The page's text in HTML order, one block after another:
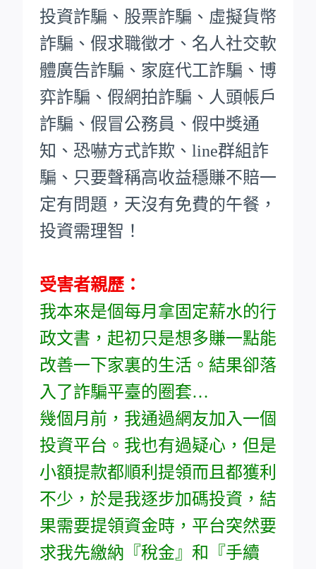
投資詐騙、股票詐騙、虛擬貨幣
詐騙、假求職徵才、名人社交軟
體廣告詐騙、家庭代工詐騙、博
弈詐騙、假網拍詐騙、人頭帳戶
詐騙、假冒公務員、假中獎通
知、恐嚇方式詐欺、line群組詐
騙、只要聲稱高收益穩賺不賠一
定有問題，天沒有免費的午餐，
投資需理智！
受害者親歷：
我本來是個每月拿固定薪水的行
政文書，起初只是想多賺一點能
改善一下家裏的生活。結果卻落
入了詐騙平臺的圈套…
幾個月前，我通過網友加入一個
投資平台。我也有過疑心，但是
小額提款都順利提領而且都獲利
不少，於是我逐步加碼投資，結
果需要提領資金時，平台突然要
求我先繳納『稅金』和『手續